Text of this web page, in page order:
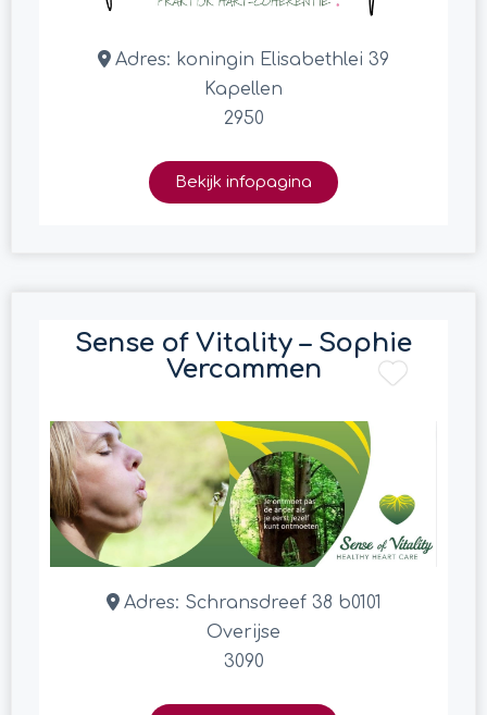
Adres: koningin Elisabethlei 39
Kapellen
2950
Bekijk infopagina
Sense of Vitality – Sophie
Vercammen
Adres: Schransdreef 38 b0101
Overijse
3090